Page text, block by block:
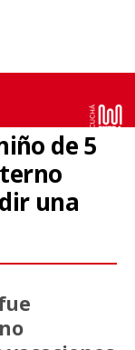
de 5
una